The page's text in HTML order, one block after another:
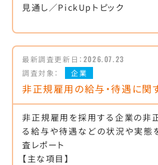
見通し／PickUpトピック
最新調査更新日： 2026.07.23
調査対象：
企業
非正規雇用の給与・待遇に関
非正規雇用を採用する企業の非
る給与や待遇などの状況や実態
査レポート
【主な項目】